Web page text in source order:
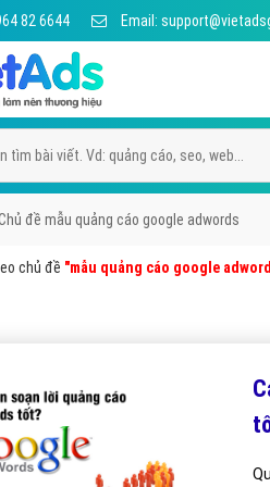
82 6644 Email:
đề mẫu quảng cáo google adwords
chủ đề "mẫu quảng cáo google